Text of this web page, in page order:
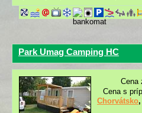
Park Umag Camping HC
Cena
Cena s
Chorvátsko,